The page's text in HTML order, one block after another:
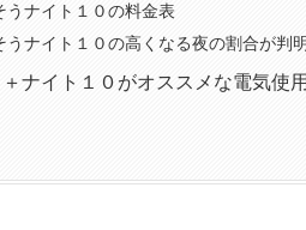
うナイト１０の料金表
うナイト１０の高くなる夜の割合が判明
ナイト１０がオススメな電気使